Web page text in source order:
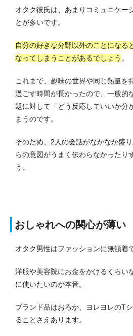
オタク彼氏は、あまりコミュニケー
とが多いです。
自分の好きな分野以外のことになる
なってしまうことがあるでしょう 。
これまで、趣味の世界や同じ熱量を
過ごす時間が長かったので、一般的
題に対して「どう反応していいか分
まうのです。
そのため、2人の会話がなかなか盛
らの意図がうまく伝わらなかったり
う。
おしゃれへの関心が薄い
オタク男性はファッションに無頓着
洋服や美容院にお金をかけるくらい
に使いたいのが本音。
ブランド品はおろか、ヨレヨレのT
ることさえあります。